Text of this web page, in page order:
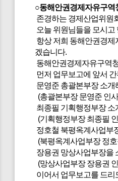
○동해안권경제자유구역
존경하는 경제산업위원
오늘 위원님들을 모시
항상 저희 동해안권경제
겠습니다.
동해안권경제자유구역
먼저 업무보고에 앞서
문영준 총괄본부장 소개
(총괄본부장 문영준 인
최종필 기획행정부장 소
(기획행정부장 최종필
정호철 북평옥계사업부
(북평옥계사업부장 정
장용권 망상사업부장을
(망상사업부장 장용권
이어서 업무보고를 드리